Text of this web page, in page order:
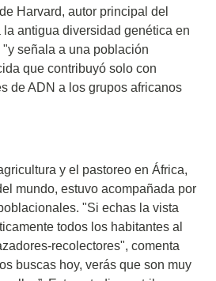
Harvard, autor principal del
antigua diversidad genética en
señala a una población
que contribuyó solo con
de ADN a los grupos africanos
y el pastoreo en África,
mundo, estuvo acompañada por
"Si echas la vista
todos los habitantes al
recolectores", comenta
buscas hoy, verás que son muy